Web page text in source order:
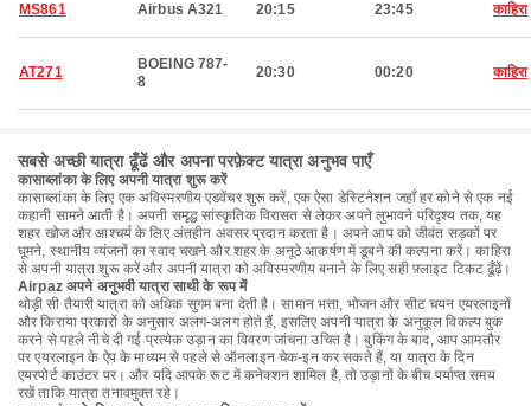
MS861 Airbus A321 20:15 23:45 काहिरा
AT271
BOEING 787-
8
20:30 00:20 काहिरा
सबसे अच्छी यात्रा ढूँढें और अपना परफ़ेक्ट यात्रा अनुभव पाएँ
कासाब्लांका के लिए अपनी यात्रा शुरू करें
कासाब्लांका के लिए एक अविस्मरणीय एडवेंचर शुरू करें, एक ऐसा डेस्टिनेशन जहाँ हर कोने से एक नई
कहानी सामने आती है। अपनी समृद्ध सांस्कृतिक विरासत से लेकर अपने लुभावने परिदृश्य तक, यह
शहर खोज और आश्चर्य के लिए अंतहीन अवसर प्रदान करता है। अपने आप को जीवंत सड़कों पर
घूमने, स्थानीय व्यंजनों का स्वाद चखने और शहर के अनूठे आकर्षण में डूबने की कल्पना करें। काहिरा
से अपनी यात्रा शुरू करें और अपनी यात्रा को अविस्मरणीय बनाने के लिए सही फ़्लाइट टिकट ढूँढ़ें।
Airpaz अपने अनुभवी यात्रा साथी के रूप में
थोड़ी सी तैयारी यात्रा को अधिक सुगम बना देती है। सामान भत्ता, भोजन और सीट चयन एयरलाइनों
और किराया प्रकारों के अनुसार अलग-अलग होते हैं, इसलिए अपनी यात्रा के अनुकूल विकल्प बुक
करने से पहले नीचे दी गई प्रत्येक उड़ान का विवरण जांचना उचित है। बुकिंग के बाद, आप आमतौर
पर एयरलाइन के ऐप के माध्यम से पहले से ऑनलाइन चेक-इन कर सकते हैं, या यात्रा के दिन
एयरपोर्ट काउंटर पर। और यदि आपके रूट में कनेक्शन शामिल है, तो उड़ानों के बीच पर्याप्त समय
रखें ताकि यात्रा तनावमुक्त रहे।